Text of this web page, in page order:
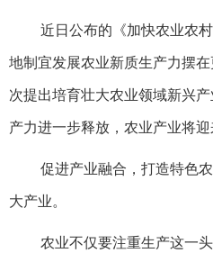
近日公布的《加快农业农
地制宜发展农业新质生产力摆
次提出培育壮大农业领域新兴
产力进一步释放，农业产业将迎
促进产业融合，打造特色
大产业。
农业不仅要注重生产这一